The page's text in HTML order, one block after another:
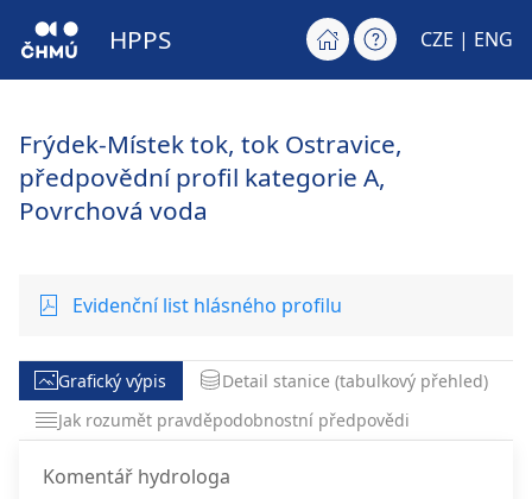
HPPS CZE | ENG
Frýdek-Místek tok, tok Ostravice,
předpovědní profil kategorie A,
Povrchová voda
Evidenční list hlásného profilu
Grafický výpis
Detail stanice (tabulkový přehled)
Jak rozumět pravděpodobnostní předpovědi
Komentář hydrologa